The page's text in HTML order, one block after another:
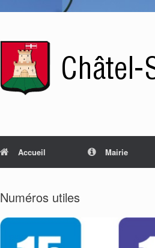
Accueil Mairie
Numéros utiles